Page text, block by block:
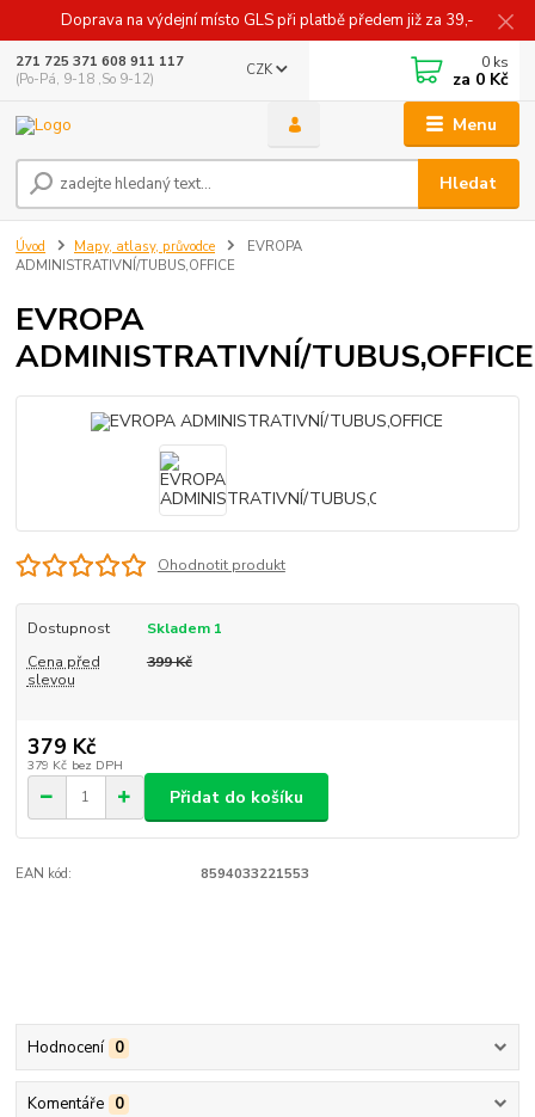
Doprava na výdejní místo GLS při platbě předem již za 39,-
Menu
CZK
Hledat
271 725 371 608 911 117
(Po-Pá, 9-18 ,So 9-12)
0 ks
za 0 Kč
Úvod Mapy, atlasy, průvodce
EVROPA
ADMINISTRATIVNÍ/TUBUS,OFFICE
EVROPA
ADMINISTRATIVNÍ/TUBUS,OFFICE
Ohodnotit produkt
Dostupnost
Skladem 1
Cena před
slevou
399 Kč
379 Kč
379 Kč bez DPH
Přidat do košíku
EAN kód: 8594033221553
Hodnocení 0
Komentáře 0